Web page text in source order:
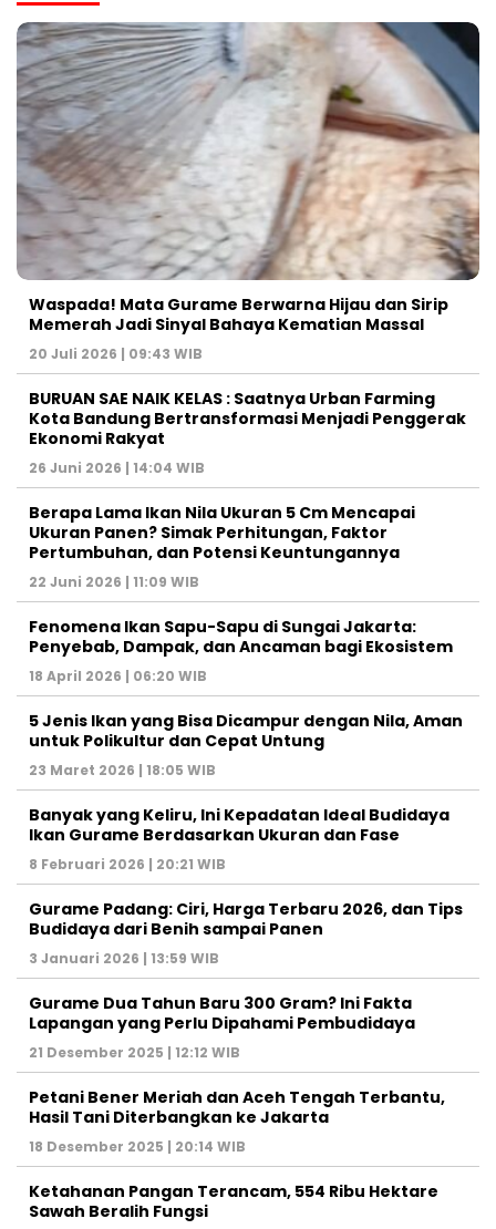
Waspada! Mata Gurame Berwarna Hijau dan Sirip
Memerah Jadi Sinyal Bahaya Kematian Massal
20 Juli 2026 | 09:43 WIB
BURUAN SAE NAIK KELAS : Saatnya Urban Farming
Kota Bandung Bertransformasi Menjadi Penggerak
Ekonomi Rakyat
26 Juni 2026 | 14:04 WIB
Berapa Lama Ikan Nila Ukuran 5 Cm Mencapai
Ukuran Panen? Simak Perhitungan, Faktor
Pertumbuhan, dan Potensi Keuntungannya
22 Juni 2026 | 11:09 WIB
Fenomena Ikan Sapu-Sapu di Sungai Jakarta:
Penyebab, Dampak, dan Ancaman bagi Ekosistem
18 April 2026 | 06:20 WIB
5 Jenis Ikan yang Bisa Dicampur dengan Nila, Aman
untuk Polikultur dan Cepat Untung
23 Maret 2026 | 18:05 WIB
Banyak yang Keliru, Ini Kepadatan Ideal Budidaya
Ikan Gurame Berdasarkan Ukuran dan Fase
8 Februari 2026 | 20:21 WIB
Gurame Padang: Ciri, Harga Terbaru 2026, dan Tips
Budidaya dari Benih sampai Panen
3 Januari 2026 | 13:59 WIB
Gurame Dua Tahun Baru 300 Gram? Ini Fakta
Lapangan yang Perlu Dipahami Pembudidaya
21 Desember 2025 | 12:12 WIB
Petani Bener Meriah dan Aceh Tengah Terbantu,
Hasil Tani Diterbangkan ke Jakarta
18 Desember 2025 | 20:14 WIB
Ketahanan Pangan Terancam, 554 Ribu Hektare
Sawah Beralih Fungsi